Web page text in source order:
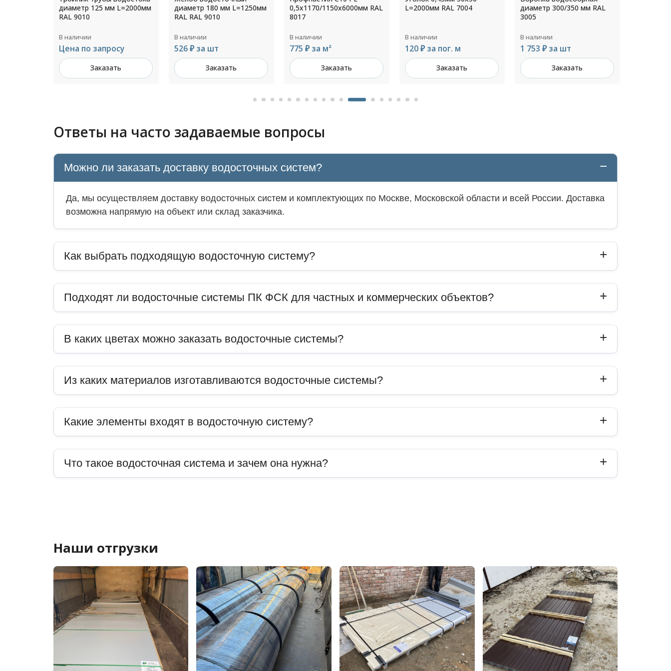
диаметр 180 мм L=1250мм
RAL RAL 9010
В наличии
526 ₽ за шт
Заказать
0,5х1170/1150х6000мм RAL
8017
В наличии
775 ₽ за м²
Заказать
L=2000мм RAL 7004
В наличии
120 ₽ за пог. м
Заказать
диаметр 300/350 мм RAL
В наличии
1 753 ₽ за шт
Заказать
прямоугольного
водостока 355х27
В наличии
Цена по запросу
Заказать
Ответы на часто задаваемые вопросы
Можно ли заказать доставку водосточных систем?
Да, мы осуществляем доставку водосточных систем и комплектующих по Москве, Московской области и всей России. Доставка
возможна напрямую на объект или склад заказчика.
Как выбрать подходящую водосточную систему?
Подходят ли водосточные системы ПК ФСК для частных и коммерческих объектов?
В каких цветах можно заказать водосточные системы?
Из каких материалов изготавливаются водосточные системы?
Какие элементы входят в водосточную систему?
Что такое водосточная система и зачем она нужна?
Наши отгрузки